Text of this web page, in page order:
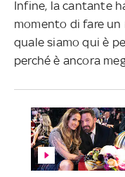
Infine, la cantante
momento di fare un
quale siamo qui è
perché è ancora